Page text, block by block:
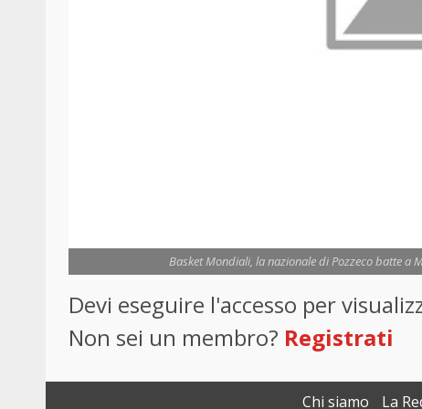
Basket Mondiali, la nazionale di Pozzeco batte a
Devi eseguire l'accesso per
Non sei un membro? Registrati
Chi siamo La